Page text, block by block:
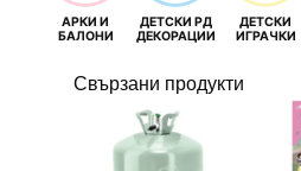
АРКИ И
БАЛОНИ
ДЕТСКИ РД
ДЕКОРАЦИИ
ДЕТСКИ
ИГРАЧКИ
Свързани продукти